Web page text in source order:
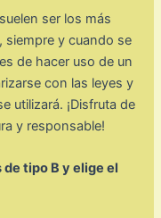
ser los más
siempre y cuando se
de hacer uso de un
con las leyes y
utilizará. ¡Disfruta de
y responsable!
tipo B y elige el